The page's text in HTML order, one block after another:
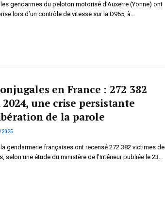
gendarmes du peloton motorisé d’Auxerre (Yonne) ont
lors d’un contrôle de vitesse sur la D965, à…
en France : 272 382
une crise persistante
de la parole
gendarmerie françaises ont recensé 272 382 victimes de
selon une étude du ministère de l’Intérieur publiée le 23…